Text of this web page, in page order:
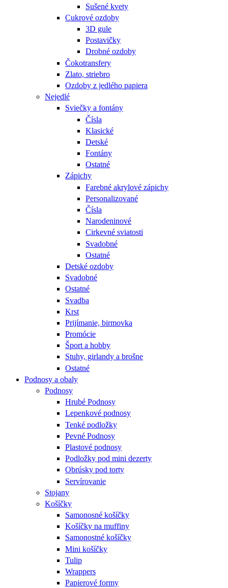
Sušené kvety
Cukrové ozdoby
3D gule
Postavičky
Drobné ozdoby
Čokotransfery
Zlato, striebro
Ozdoby z jedlého papiera
Nejedlé
Sviečky a fontány
Čísla
Klasické
Detské
Fontány
Ostatné
Zápichy
Farebné akrylové zápichy
Personalizované
Čísla
Narodeninové
Cirkevné sviatosti
Svadobné
Ostatné
Detské ozdoby
Svadobné
Ostatné
Svadba
Krst
Prijímanie, birmovka
Promócie
Šport a hobby
Stuhy, girlandy a brošne
Ostatné
Podnosy a obaly
Podnosy
Hrubé Podnosy
Lepenkové podnosy
Tenké podložky
Pevné Podnosy
Plastové podnosy
Podložky pod mini dezerty
Obrúsky pod torty
Servírovanie
Stojany
Košíčky
Samonosné košíčky
Košíčky na muffiny
Samonostné košíčky
Mini košíčky
Tulip
Wrappers
Papierové formy